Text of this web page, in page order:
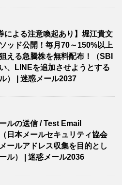
による注意喚起あり】堀江貴文
ッド公開！毎月70～150%以上
える急騰株を無料配布！（SBI
、LINEを追加させようとする
） | 迷惑メール2037
ルの送信 / Test Email
日本メールセキュリティ協会
ールアドレス収集を目的とし
ル） | 迷惑メール2036